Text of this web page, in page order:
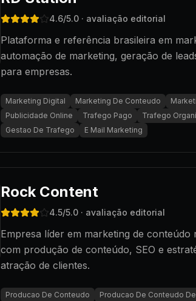
4.6/5.0 · avaliação editorial
Plataforma e referência brasileira em
automação de marketing, geração de
para empresas.
Marketing Digital Marketing De Conteudo
Publicidade Online
Trafego Pago
Trafego
Gestao De Trafego
E Mail Marketing
Rock Content
4.5/5.0 · avaliação editorial
Empresa líder em marketing de conteúdo
com produção de conteúdo, SEO e
atração de clientes.
Producao De Conteudo
Producao De Conteudo